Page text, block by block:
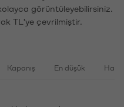
görüntüleyebilirsiniz.
TL'ye çevrilmiştir.
Kapanış En düşük